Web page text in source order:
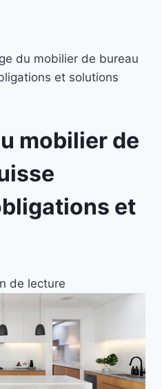
du mobilier de bureau
et solutions
mobilier de
et
de lecture